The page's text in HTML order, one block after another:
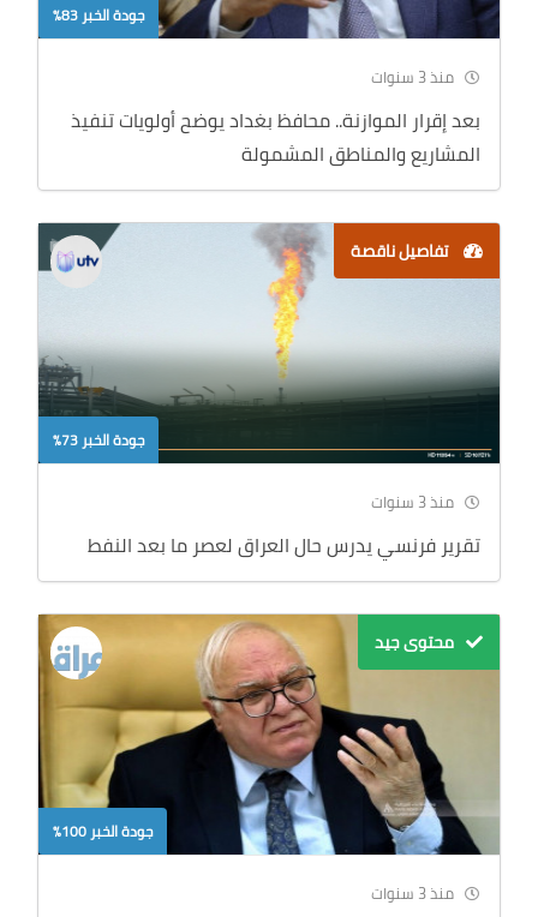
جودة الخبر 83%
منذ 3 سنوات
بعد إقرار الموازنة.. محافظ بغداد يوضح أولويات تنفيذ
المشاريع والمناطق المشمولة
تفاصيل ناقصة
جودة الخبر 73%
منذ 3 سنوات
تقرير فرنسي يدرس حال العراق لعصر ما بعد النفط
محتوى جيد
جودة الخبر 100%
منذ 3 سنوات